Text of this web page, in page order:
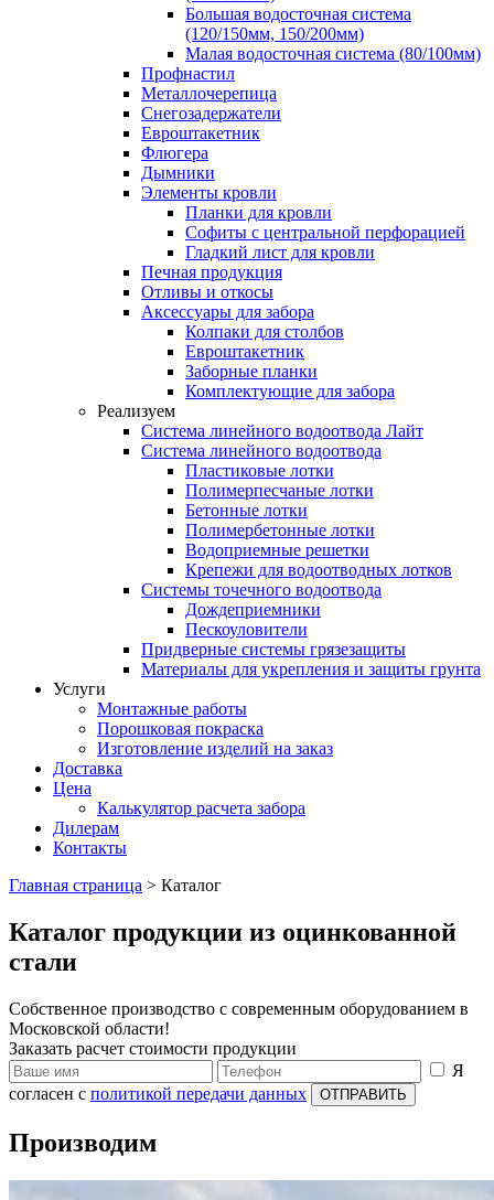
Большая водосточная система
(120/150мм, 150/200мм)
Малая водосточная система (80/100мм)
Профнастил
Металлочерепица
Снегозадержатели
Евроштакетник
Флюгера
Дымники
Элементы кровли
Планки для кровли
Софиты с центральной перфорацией
Гладкий лист для кровли
Печная продукция
Отливы и откосы
Аксессуары для забора
Колпаки для столбов
Евроштакетник
Заборные планки
Комплектующие для забора
Реализуем
Система линейного водоотвода Лайт
Система линейного водоотвода
Пластиковые лотки
Полимерпесчаные лотки
Бетонные лотки
Полимербетонные лотки
Водоприемные решетки
Крепежи для водоотводных лотков
Системы точечного водоотвода
Дождеприемники
Пескоуловители
Придверные системы грязезащиты
Материалы для укрепления и защиты грунта
Услуги
Монтажные работы
Порошковая покраска
Изготовление изделий на заказ
Доставка
Цена
Калькулятор расчета забора
Дилерам
Контакты
Главная страница > Каталог
Каталог продукции из оцинкованной
стали
Собственное производство с современным оборудованием в
Московской области!
Заказать расчет стоимости продукции
Я
согласен с политикой передачи данных ОТПРАВИТЬ
Производим